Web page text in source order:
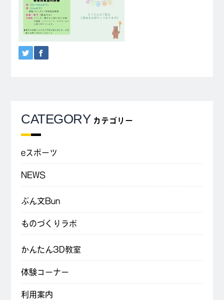
CATEGORY カテゴリー
eスポーツ
NEWS
ぶん文Bun
ものづくりラボ
かんたん3D教室
体験コーナー
利用案内